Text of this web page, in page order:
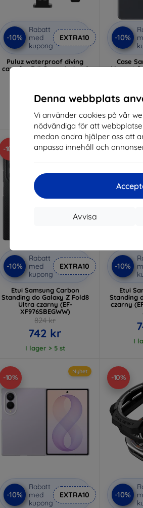
Denna webbplats
Vi använder cookies på vår
nödvändiga för att
medan andra hjälper oss att
anpassa innehåll och
Avvisa
-10%
Rabatt
med
kupong
EXTRA10
Puluz waterproof diving
case for DJI Osmo Action 6
193 kr
I lager > 5 st
-10%
Case
Magnet for
I
-10%
Nyhet
-10%
Rabatt
med
kupong
EXTRA10
Etui Samsung Carbon
Standing do Galaxy Z Fold8
Ultra czarny (EF-
XF976SBEGWW)
824 kr
742 kr
I lager > 5 st
-10%
-10%
Etui
Standing do
czarny
I
-10%
Nyhet
-10%
Rabatt
med
kupong
EXTRA10
-10%
-10%